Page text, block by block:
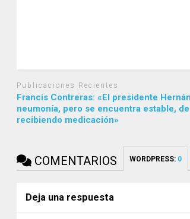
Publicaciones Recientes
Francis Contreras: «El presidente
neumonía, pero se encuentra estable,
recibiendo medicación»
COMENTARIOS WORDPRESS: 0
Deja una respuesta